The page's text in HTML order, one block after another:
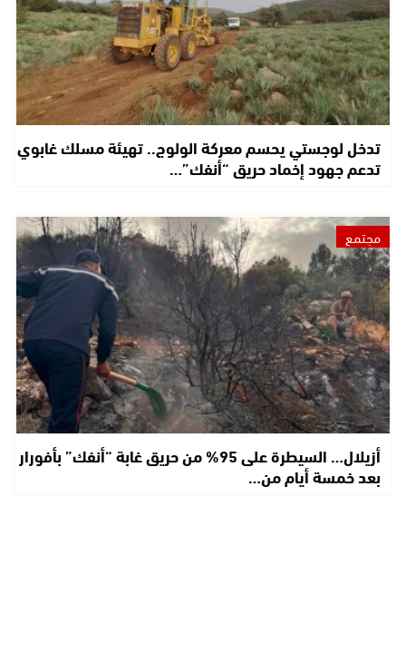
تدخل لوجستي يحسم معركة الولوج.. تهيئة مسلك غابوي
تدعم جهود إخماد حريق “أنفك”…
مجتمع
أزيلال… السيطرة على 95% من حريق غابة “أنفك” بأفورار
بعد خمسة أيام من…